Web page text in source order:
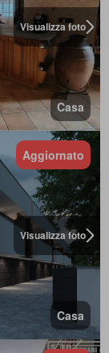
Visualizza foto
Casa
Visualizza foto
Aggiornato
Casa